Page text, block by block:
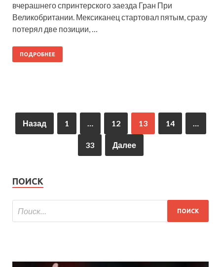
вчерашнего спринтерского заезда Гран При
Великобритании. Мексиканец стартовал пятым, сразу
потерял две позиции, …
ПОДРОБНЕЕ
Назад 1 … 12 13 14 …
33 Далее
ПОИСК